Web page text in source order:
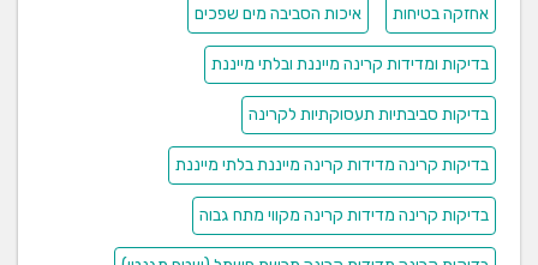
אחזקה בטיחות איכות הסביבה מים שפכים
בדיקות ומדידות קרינה מייננת ובלתי מייננת
בדיקות סביבתיות תעסוקתיות לקרינה
בדיקות קרינה מדידות קרינה מייננת בלתי מייננת
בדיקות קרינה מדידות קרינה מקווי מתח גבוה